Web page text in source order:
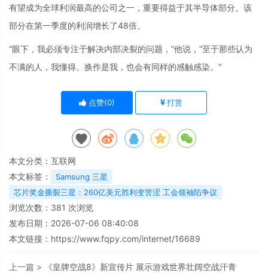
有望成为全球利润最高的公司之一，重要得益于其半导体部分。该
部分在第一季度的利润增长了48倍。
“眼下，我必须专注于解决内部决裂的问题，”他说，“至于那些认为
不满的人，我懂得。换作是我，也会有同样的感触感染。”
点赞(0) 打赏
本文分类： 互联网
本文标签：
Samsung 三星
芯片奖金撕裂三星：260亿美元胜利变苦涩 工会领袖陷争议
浏览次数： 381 次浏览
发布日期：2026-07-06 08:40:08
本文链接： https://www.fqpy.com/internet/16689
上一篇 >
《皇牌空战8》新宣传片 展示游戏世界壮阔空战汗青